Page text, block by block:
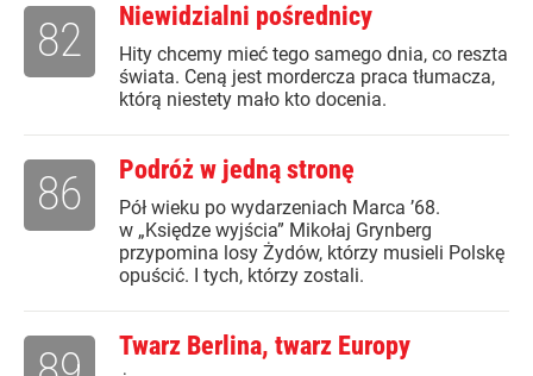
Niewidzialni pośrednicy
Hity chcemy mieć tego samego dnia, co reszta
świata. Ceną jest mordercza praca tłumacza,
którą niestety mało kto docenia.
82
Podróż w jedną stronę
Pół wieku po wydarzeniach Marca ’68.
w „Księdze wyjścia” Mikołaj Grynberg
przypomina losy Żydów, którzy musieli Polskę
opuścić. I tych, którzy zostali.
86
Twarz Berlina, twarz Europy